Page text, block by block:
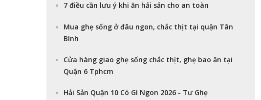
7 điều cần lưu ý khi ăn hải sản cho an toàn
Mua ghẹ sống ở đâu ngon, chắc thịt tại quận Tân
Bình
Cửa hàng giao ghẹ sống chắc thịt, ghẹ bao ăn tại
Quận 6 Tphcm
Hải Sản Quận 10 Có Gì Ngon 2026 - Tư Ghẹ